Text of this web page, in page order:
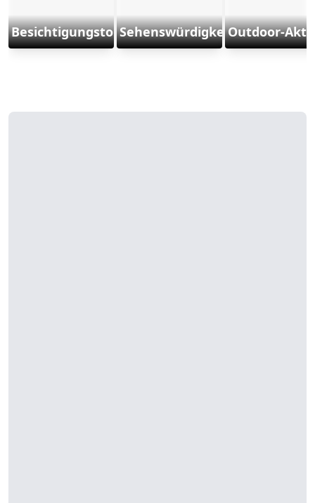
BesichtigungstourenSehenswürdigkeitenOutdoor-